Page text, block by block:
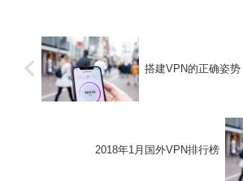
搭建VPN的正确姿势
2018年1月国外VPN排行榜